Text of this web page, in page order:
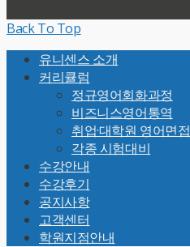
Back To Top
유니센스 소개
커리큘럼
정규영어회화과정
비즈니스영어통역
취업·대학원 영어면접
각종 시험대비
수강안내
수강후기
공지사항
고객센터
학원지점안내